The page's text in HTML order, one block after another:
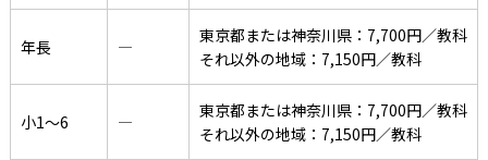
年長 ―
東京都または神奈川県：7,700円／教科
それ以外の地域：7,150円／教科
小1〜6 ―
東京都または神奈川県：7,700円／教科
それ以外の地域：7,150円／教科